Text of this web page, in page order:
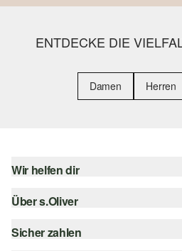
ENTDECKE DIE
Damen Herren
Wir helfen dir
Hilfe & FAQ
Über s.Oliver
Newsletter
Sicher zahlen